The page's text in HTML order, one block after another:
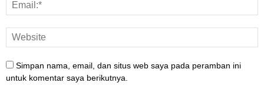
Simpan nama, email, dan situs web saya pada peramban ini
untuk komentar saya berikutnya.